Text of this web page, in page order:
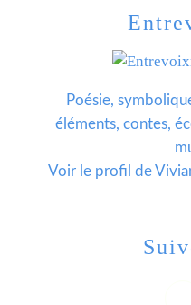
Poésie,
éléments, contes,
Voir le profil de